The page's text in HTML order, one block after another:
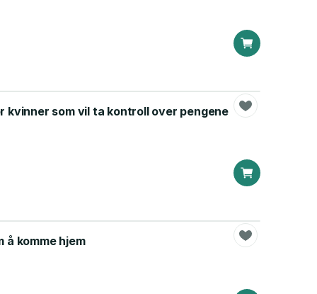
kvinner som vil ta kontroll over pengene
å komme hjem